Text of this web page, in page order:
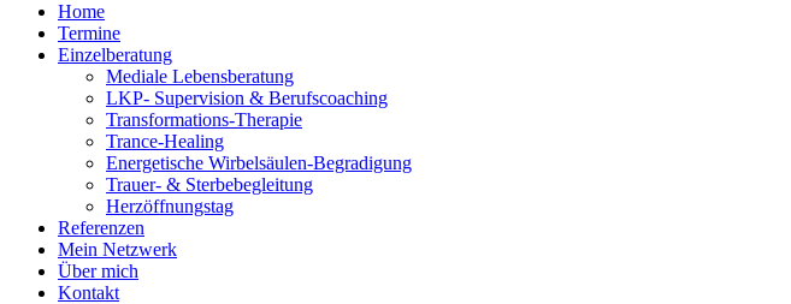
Home
Termine
Einzelberatung
Mediale Lebensberatung
LKP- Supervision & Berufscoaching
Transformations-Therapie
Trance-Healing
Energetische Wirbelsäulen-Begradigung
Trauer- & Sterbebegleitung
Herzöffnungstag
Referenzen
Mein Netzwerk
Über mich
Kontakt